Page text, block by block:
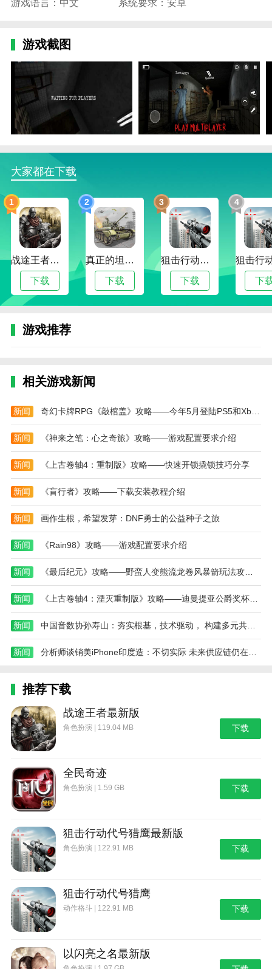
4、不要制造太多的噪音，否则怪物会沿着声音找
到你，这会变得更加危险和可怕。
标本零无限子弹mod版游戏亮点
1、惊悚的3D恐怖画面，超吓人的冒险挑战玩法，
精彩故事等你开启。
2、无尽的冒险试炼，挑战重重危机，更多好玩的
3、全新的冒险之旅，好玩有意思的挑战，随后开
4、你将探索真正的三维景观，发现隐藏在其中的
秘密。
标本零游戏剧情故事
一个地上爬着的怪物，成了这个诡异空间中，最大
的噩梦。
因为你永远不知道，你什么时候，会遇见他!
这是个诡异的空间，准确来说，是个医院。
号街第4家饭馆第5层第14号包间吃了个饭，说要给你看
的刑法课怎么样?
''很好看啊!''，''那待会吃完饭带你去看看?''
''好啊!''，''那咱俩先干一顿酒痛快痛快，待会再去
听个过瘾吧。''
于是你欣然的接受了他的请求。
你俩痛快地喝了一顿，然后你就感觉迷迷糊糊啥都
不知道了。
等你醒来，就到了这里。
不管发生了什么，先逃出去再说吧!
你突然听到了远处有一阵阵奇怪的怒吼。
你发觉事情不简单，你需要小心。
你有一个手电筒和一副拥有敏捷感官和灵活的身
体，你需要逃出这里。
吼，和几盏昏黄的灯。你越发需要小心。
没有任何提示，你只能进行独自探索。
于是你展开了漫长的探索之路。
上爬的类似于僵尸的怪物，他看见你后就会爬来找你，
想要干掉你。你需要避开他，他还有一个同伙，会在一
定时候瞬移到你的面前。
还有就是那来自深处的恐惧，游戏没有恐怖的音
乐，但诡异般的安静，却从另一处深深让你觉得恐惧。
标本零游戏怎么联机
1、首先大家进入游戏，如图所示;
2、点击Multiplayer;
3、创建角色，然后点击Start;
4、点击Create Game;
游戏语言：中文
系统要求：安卓
游戏截图
大家都在下载
1
战途王者最新版
下载
2
真正的坦克大战
下载
3
狙击行动代号猎鹰最新版
下载
4
下
游戏推荐
相关游戏新闻
新闻 奇幻卡牌RPG《敲棺盖》攻略——今年5月登陆PS5和Xbox Series
新闻 《神来之笔：心之奇旅》攻略——游戏配置要求介绍
新闻 《上古卷轴4：重制版》攻略——快速开锁撬锁技巧分享
新闻 《盲行者》攻略——下载安装教程介绍
新闻 画作生根，希望发芽：DNF勇士的公益种子之旅
新闻 《Rain98》攻略——游戏配置要求介绍
新闻 《最后纪元》攻略——野蛮人变熊流龙卷风暴箭玩法攻略分享
新闻 《上古卷轴4：湮灭重制版》攻略——迪曼提亚公爵奖杯成就攻略分享
新闻 中国音数协孙寿山：夯实根基，技术驱动， 构建多元共生新生态
新闻 分析师谈销美iPhone印度造：不切实际 未来供应链仍在中国
推荐下载
战途王者最新版
角色扮演 | 119.04 MB 下载
全民奇迹
角色扮演 | 1.59 GB 下载
狙击行动代号猎鹰最新版
角色扮演 | 122.91 MB 下载
狙击行动代号猎鹰
动作格斗 | 122.91 MB 下载
以闪亮之名最新版